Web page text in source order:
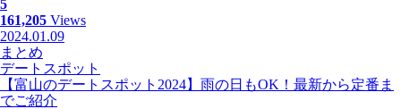
5
161,205 Views
2024.01.09
まとめ
デートスポット
【富山のデートスポット2024】雨の日もOK！最新から定番ま
でご紹介